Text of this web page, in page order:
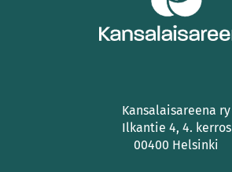
Kansalaisareena ry
Ilkantie 4, 4. kerros
00400 Helsinki